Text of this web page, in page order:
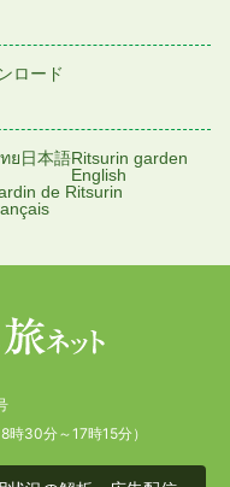
ロード
ย日本語Ritsurin garden
English
de Ritsurin
30分～17時15分）